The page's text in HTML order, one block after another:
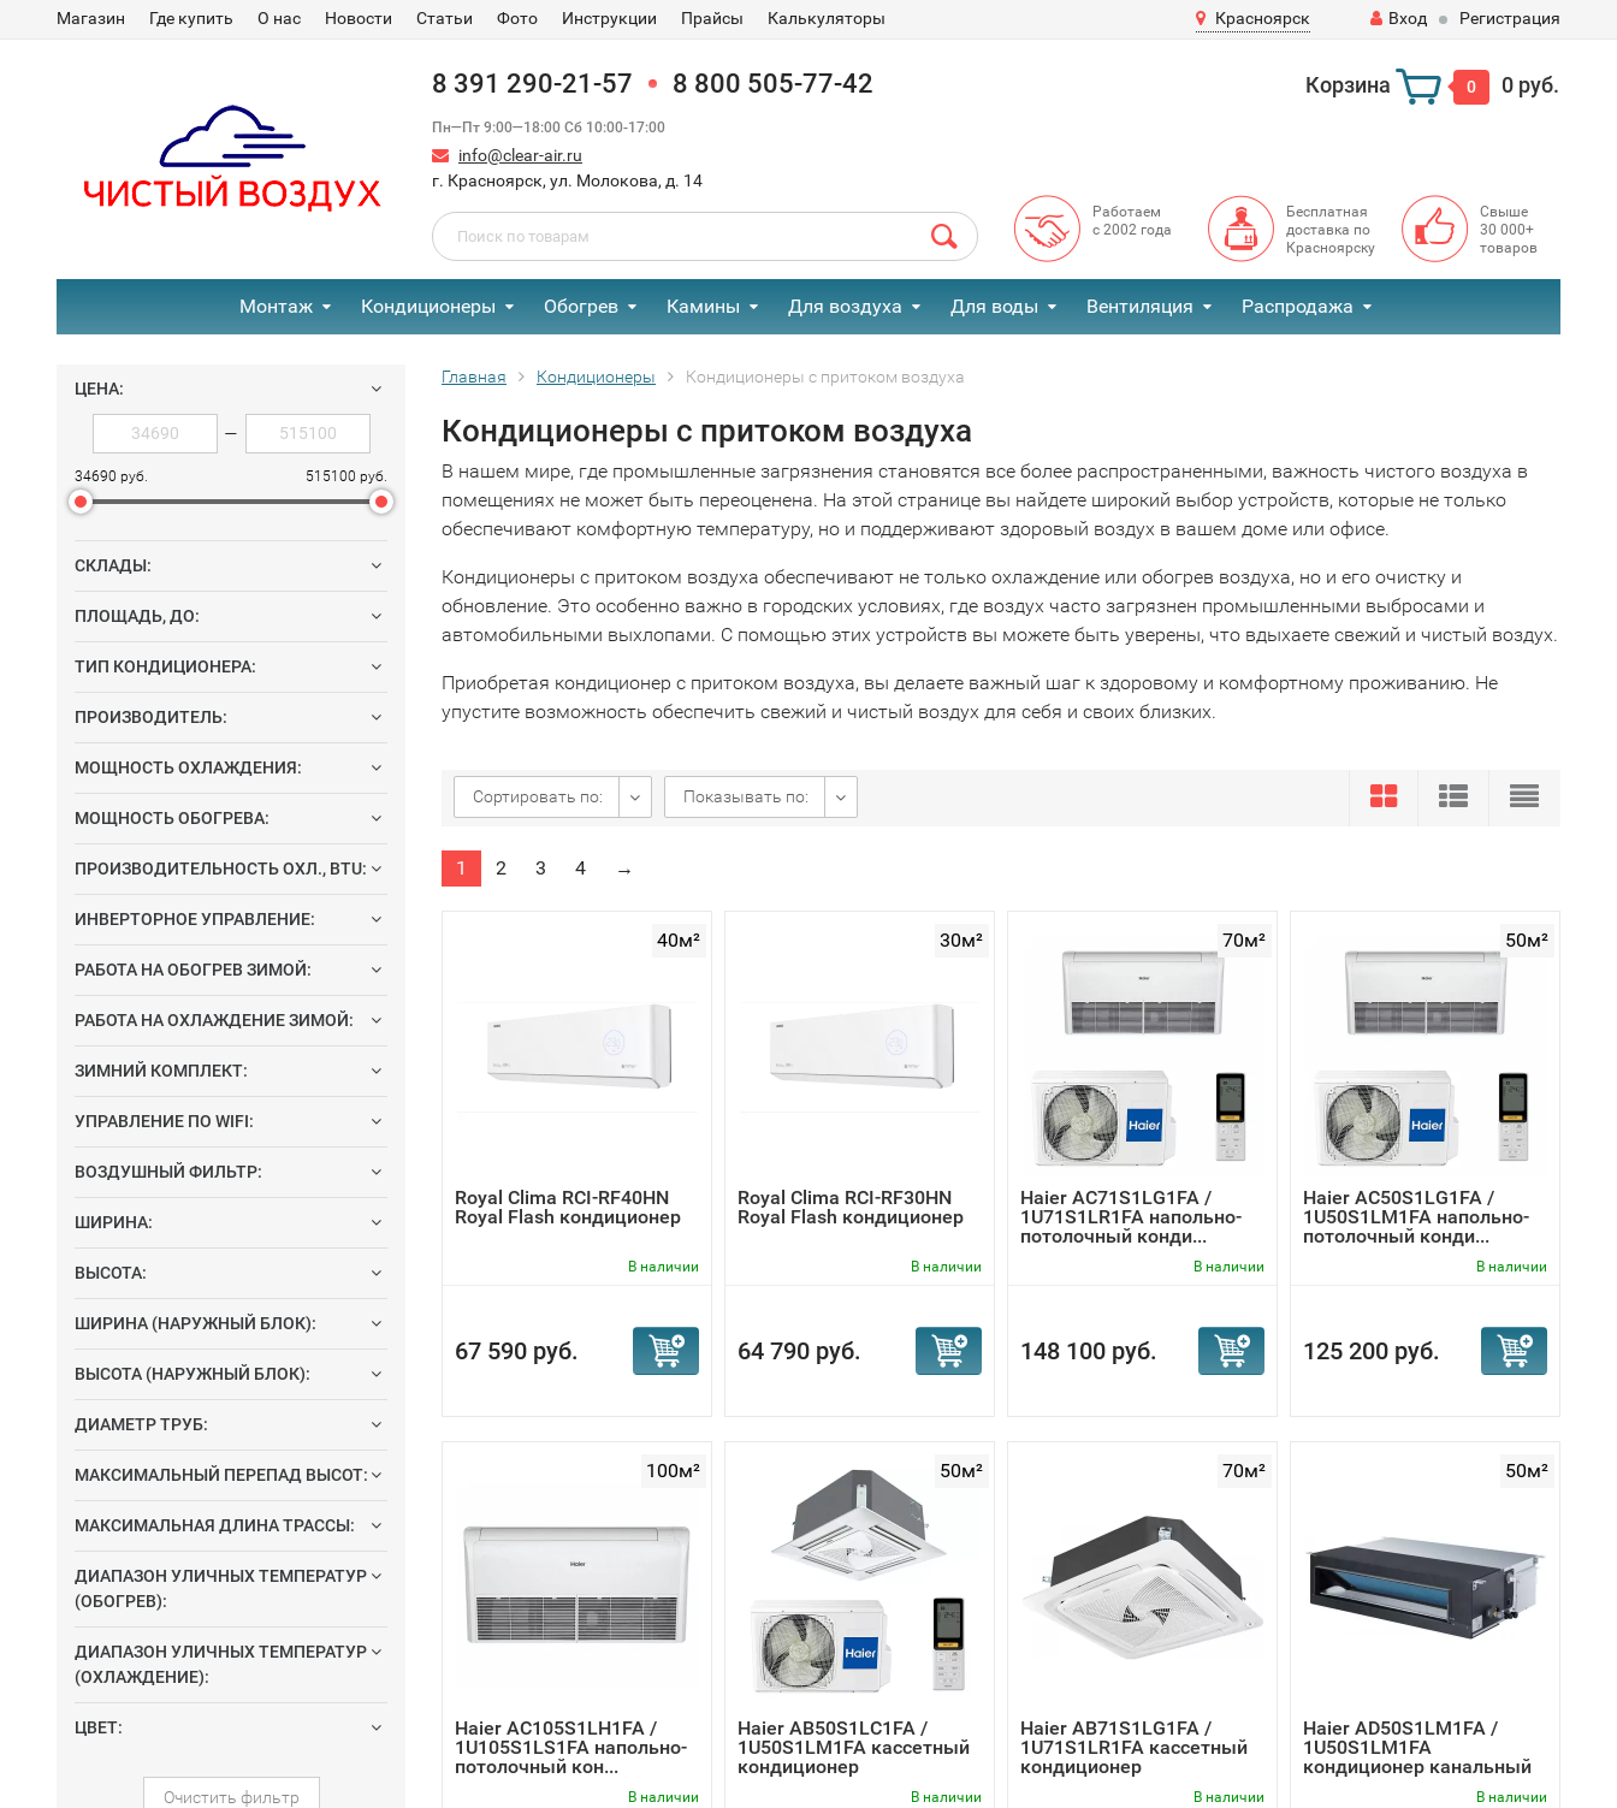
Магазин Где купить О нас Новости Статьи Фото Инструкции Прайсы Калькуляторы Красноярск Вход Регистрация
8 391 290-21-57 8 800 505-77-42
Пн—Пт 9:00—18:00 Сб 10:00-17:00
info@clear-air.ru
г. Красноярск, ул. Молокова, д. 14
Корзина 0 0 руб.
Работаем
с 2002 года
Бесплатная
доставка по
Красноярску
Свыше
30 000+
товаров
Монтаж Кондиционеры Обогрев Камины Для воздуха Для воды Вентиляция Распродажа
ЦЕНА:
—
34690 руб. 515100 руб.
СКЛАДЫ:
ПЛОЩАДЬ, ДО:
ТИП КОНДИЦИОНЕРА:
ПРОИЗВОДИТЕЛЬ:
МОЩНОСТЬ ОХЛАЖДЕНИЯ:
МОЩНОСТЬ ОБОГРЕВА:
ПРОИЗВОДИТЕЛЬНОСТЬ ОХЛ., BTU:
ИНВЕРТОРНОЕ УПРАВЛЕНИЕ:
РАБОТА НА ОБОГРЕВ ЗИМОЙ:
РАБОТА НА ОХЛАЖДЕНИЕ ЗИМОЙ:
ЗИМНИЙ КОМПЛЕКТ:
УПРАВЛЕНИЕ ПО WIFI:
ВОЗДУШНЫЙ ФИЛЬТР:
ШИРИНА:
ВЫСОТА:
ШИРИНА (НАРУЖНЫЙ БЛОК):
ВЫСОТА (НАРУЖНЫЙ БЛОК):
ДИАМЕТР ТРУБ:
МАКСИМАЛЬНЫЙ ПЕРЕПАД ВЫСОТ:
МАКСИМАЛЬНАЯ ДЛИНА ТРАССЫ:
ДИАПАЗОН УЛИЧНЫХ ТЕМПЕРАТУР
(ОБОГРЕВ):
ДИАПАЗОН УЛИЧНЫХ ТЕМПЕРАТУР
(ОХЛАЖДЕНИЕ):
ЦВЕТ:
Очистить фильтр
Главная Кондиционеры Кондиционеры с притоком воздуха
Кондиционеры с притоком воздуха
В нашем мире, где промышленные загрязнения становятся все более распространенными, важность чистого воздуха в
помещениях не может быть переоценена. На этой странице вы найдете широкий выбор устройств, которые не только
обеспечивают комфортную температуру, но и поддерживают здоровый воздух в вашем доме или офисе.
Кондиционеры с притоком воздуха обеспечивают не только охлаждение или обогрев воздуха, но и его очистку и
обновление. Это особенно важно в городских условиях, где воздух часто загрязнен промышленными выбросами и
автомобильными выхлопами. С помощью этих устройств вы можете быть уверены, что вдыхаете свежий и чистый воздух.
Приобретая кондиционер с притоком воздуха, вы делаете важный шаг к здоровому и комфортному проживанию. Не
упустите возможность обеспечить свежий и чистый воздух для себя и своих близких.
Сортировать по: Показывать по:
1 2 3 4 →
40м²
Royal Clima RCI-RF40HN
Royal Flash кондиционер
В наличии
67 590 руб.
30м²
Royal Clima RCI-RF30HN
Royal Flash кондиционер
В наличии
64 790 руб.
70м²
Haier AC71S1LG1FA /
1U71S1LR1FA напольно-
потолочный конди...
В наличии
148 100 руб.
50м²
Haier AC50S1LG1FA /
1U50S1LM1FA напольно-
потолочный конди...
В наличии
125 200 руб.
100м²
Haier AC105S1LH1FA /
1U105S1LS1FA напольно-
потолочный кон...
В наличии
50м²
Haier AB50S1LC1FA /
1U50S1LM1FA кассетный
кондиционер
В наличии
70м²
Haier AB71S1LG1FA /
1U71S1LR1FA кассетный
кондиционер
В наличии
50м²
Haier AD50S1LM1FA /
1U50S1LM1FA
кондиционер канальный
В наличии